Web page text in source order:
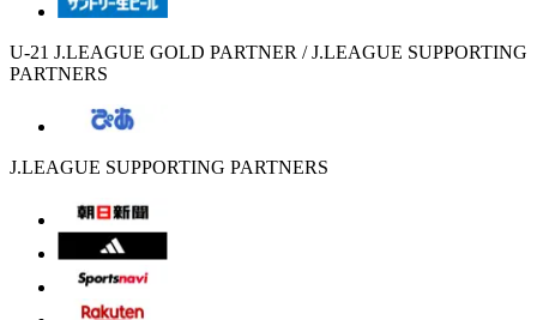
U-21 J.LEAGUE GOLD PARTNER / J.LEAGUE SUPPORTING
PARTNERS
J.LEAGUE SUPPORTING PARTNERS